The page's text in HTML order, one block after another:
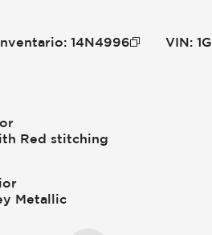
: 14N4996 VIN:
Red stitching
Metallic